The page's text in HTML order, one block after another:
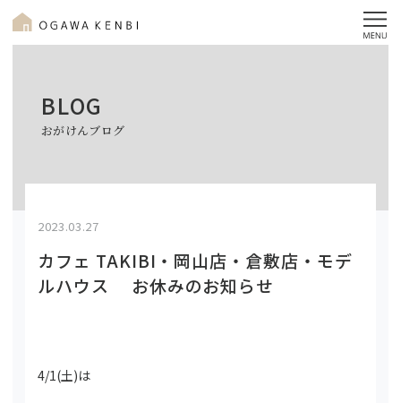
BLOG
おがけんブログ
2023.03.27
カフェ TAKIBI・岡山店・倉敷店・モデ
ルハウス お休みのお知らせ
4/1(土)は